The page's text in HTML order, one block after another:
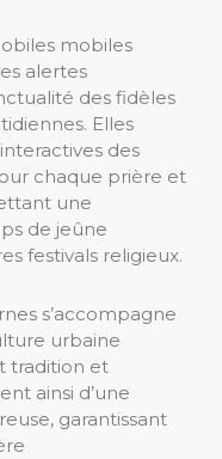
mobiles
alertes
des fidèles
Elles
des
chaque prière et
une
de jeûne
festivals religieux.
s’accompagne
urbaine
tradition et
ainsi d’une
garantissant